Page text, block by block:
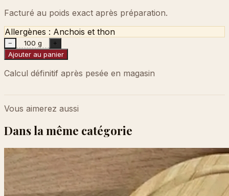
Facturé au poids exact après préparation.
Allergènes : Anchois et thon
− 100 g +
Ajouter au panier
Calcul définitif après pesée en magasin
Vous aimerez aussi
Dans la même catégorie